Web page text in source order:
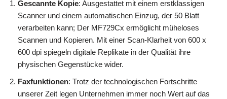
Gescannte Kopie: Ausgestattet mit einem erstklassigen
Scanner und einem automatischen Einzug, der 50 Blatt
verarbeiten kann; Der MF729Cx ermöglicht müheloses
Scannen und Kopieren. Mit einer Scan-Klarheit von 600 x
600 dpi spiegeln digitale Replikate in der Qualität ihre
physischen Gegenstücke wider.
Faxfunktionen: Trotz der technologischen Fortschritte
unserer Zeit legen Unternehmen immer noch Wert auf das